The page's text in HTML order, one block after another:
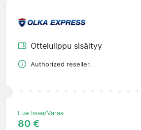
Ottelulippu sisältyy
Authorized reseller.
Lue lisää/Varaa
80 €